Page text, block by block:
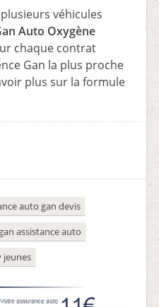
véhicules
Auto Oxygène
chaque contrat
Gan la plus proche
plus sur la formule
auto gan devis
gan assistance auto
jeunes